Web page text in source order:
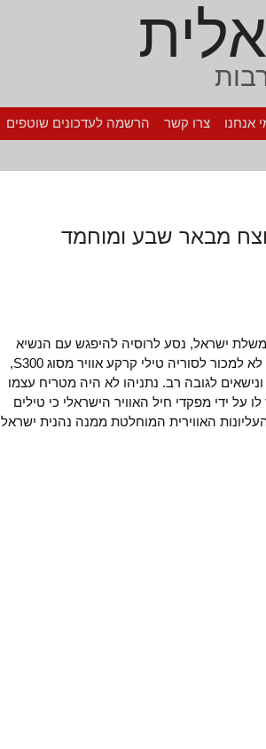
אנחנו צרו קשר הרשמה לעדכונים שוטפים
מבאר שבע ומוחמד
ישראל, נסע לרוסיה להיפגש עם הנשיא
פוטין במטרה לשכנעו לא למכור לסוריה טילי קרקע אוויר מסוג S300,
לגובה רב. נתניהו לא היה מטריח עצמו
על ידי מפקדי חיל האוויר הישראלי כי טילים
האווירית המוחלטת ממנה נהנית ישראל